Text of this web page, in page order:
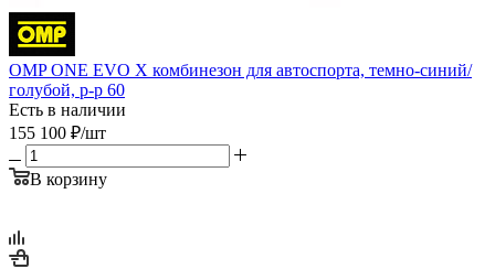
OMP ONE EVO X комбинезон для автоспорта, темно-синий/
голубой, р-р 60
Есть в наличии
155 100 ₽/шт
В корзину